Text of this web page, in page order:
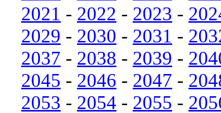
2021 - 2022 - 2023 -
2029 - 2030 - 2031 -
2037 - 2038 - 2039 -
2045 - 2046 - 2047 -
2053 - 2054 - 2055 -